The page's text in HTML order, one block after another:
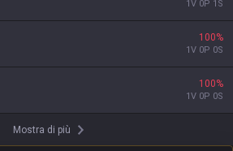
1 V 0P 1 S
100%
1V 0P 0S
100%
1V 0P 0S
Mostra di più